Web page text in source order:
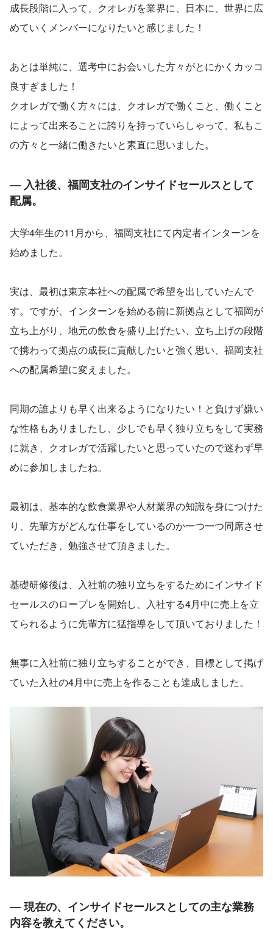
成長段階に入って、クオレガを業界に、日本に、世界に広
めていくメンバーになりたいと感じました！
あとは単純に、選考中にお会いした方々がとにかくカッコ
良すぎました！
クオレガで働く方々には、クオレガで働くこと、働くこと
によって出来ることに誇りを持っていらしゃって、私もこ
の方々と一緒に働きたいと素直に思いました。
— 入社後、福岡支社のインサイドセールスとして
配属。
大学4年生の11月から、福岡支社にて内定者インターンを
始めました。
実は、最初は東京本社への配属で希望を出していたんで
す。ですが、インターンを始める前に新拠点として福岡が
立ち上がり、地元の飲食を盛り上げたい、立ち上げの段階
で携わって拠点の成長に貢献したいと強く思い、福岡支社
への配属希望に変えました。
同期の誰よりも早く出来るようになりたい！と負けず嫌い
な性格もありましたし、少しでも早く独り立ちをして実務
に就き、クオレガで活躍したいと思っていたので迷わず早
めに参加しましたね。
最初は、基本的な飲食業界や人材業界の知識を身につけた
り、先輩方がどんな仕事をしているのか一つ一つ同席させ
ていただき、勉強させて頂きました。
基礎研修後は、入社前の独り立ちをするためにインサイド
セールスのロープレを開始し、入社する4月中に売上を立
てられるように先輩方に猛指導をして頂いておりました！
無事に入社前に独り立ちすることができ、目標として掲げ
ていた入社の4月中に売上を作ることも達成しました。
— 現在の、インサイドセールスとしての主な業務
内容を教えてください。